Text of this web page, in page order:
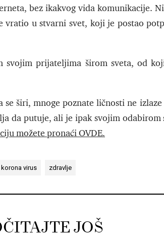
bez ikakvog vida komunikacije.
vratio u stvarni svet, koji je postao
svojim prijateljima širom sveta, od
širi, mnoge poznate ličnosti ne
da putuje, ali je ipak svojim odabirom
možete pronaći OVDE.
korona virus zdravlje
JOŠ